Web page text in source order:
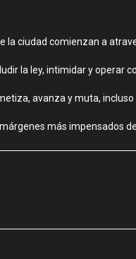
la ciudad comienzan a
la ley, intimidar y operar
avanza y muta,
más impensados de